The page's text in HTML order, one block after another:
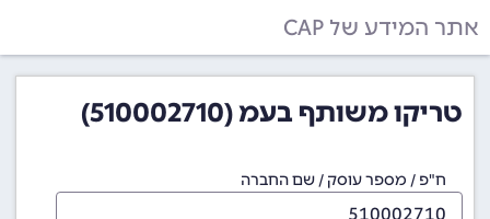
אתר המידע של CAP
טריקו משותף בעמ (510002710)
ח"פ / מספר עוסק / שם החברה